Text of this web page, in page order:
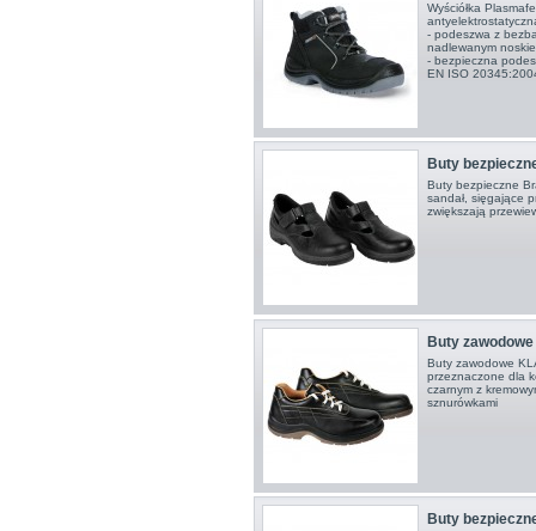
Wyściółka
- podeszwa z
nadlewanym
- bezpieczna
EN ISO
Buty
Buty bezpieczne
sandał, sięgające
zwiększają
Buty
Buty zawodowe
przeznaczone dla
czarnym z
sznurówkami
Buty